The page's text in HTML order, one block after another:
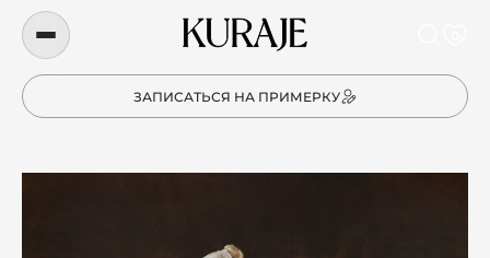
ЗАПИСАТЬСЯ НА ПРИМЕРКУ